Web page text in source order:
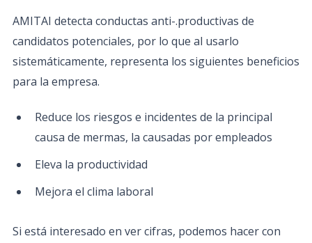
AMITAI detecta conductas anti-.productivas de
candidatos potenciales, por lo que al usarlo
sistemáticamente, representa los siguientes beneficios
para la empresa.
Reduce los riesgos e incidentes de la principal
causa de mermas, la causadas por empleados
Eleva la productividad
Mejora el clima laboral
Si está interesado en ver cifras, podemos hacer con